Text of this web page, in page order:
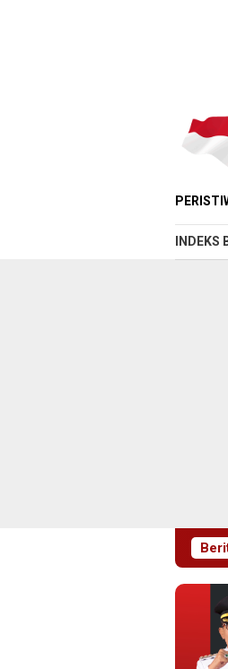
INDEKS
Wabup Magetan Beri Apresiasi